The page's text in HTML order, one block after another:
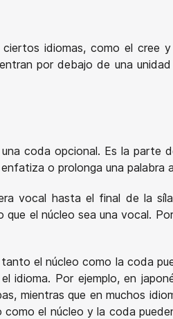
idiomas, como el
por debajo de una
coda opcional. Es la parte
o prolonga una palabra
vocal hasta el final de la
el núcleo sea una vocal.
el núcleo como la coda
idioma. Por ejemplo, en
mientras que en muchos
el núcleo y la coda